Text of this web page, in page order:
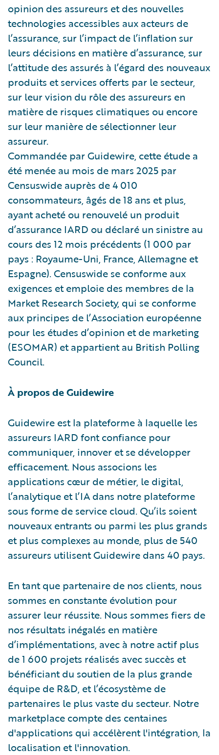
opinion des assureurs et des nouvelles
technologies accessibles aux acteurs de
l’assurance, sur l’impact de l’inflation sur
leurs décisions en matière d’assurance, sur
l’attitude des assurés à l’égard des nouveaux
produits et services offerts par le secteur,
sur leur vision du rôle des assureurs en
matière de risques climatiques ou encore
sur leur manière de sélectionner leur
assureur.
Commandée par Guidewire, cette étude a
été menée au mois de mars 2025 par
Censuswide auprès de 4 010
consommateurs, âgés de 18 ans et plus,
ayant acheté ou renouvelé un produit
d’assurance IARD ou déclaré un sinistre au
cours des 12 mois précédents (1 000 par
pays : Royaume-Uni, France, Allemagne et
Espagne). Censuswide se conforme aux
exigences et emploie des membres de la
Market Research Society, qui se conforme
aux principes de l’Association européenne
pour les études d’opinion et de marketing
(ESOMAR) et appartient au British Polling
Council.
À propos de Guidewire
Guidewire est la plateforme à laquelle les
assureurs IARD font confiance pour
communiquer, innover et se développer
efficacement. Nous associons les
applications cœur de métier, le digital,
l’analytique et l’IA dans notre plateforme
sous forme de service cloud. Qu’ils soient
nouveaux entrants ou parmi les plus grands
et plus complexes au monde, plus de 540
assureurs utilisent Guidewire dans 40 pays.
En tant que partenaire de nos clients, nous
sommes en constante évolution pour
assurer leur réussite. Nous sommes fiers de
nos résultats inégalés en matière
d’implémentations, avec à notre actif plus
de 1 600 projets réalisés avec succès et
bénéficiant du soutien de la plus grande
équipe de R&D, et l’écosystème de
partenaires le plus vaste du secteur. Notre
marketplace compte des centaines
d'applications qui accélèrent l'intégration, la
localisation et l'innovation.